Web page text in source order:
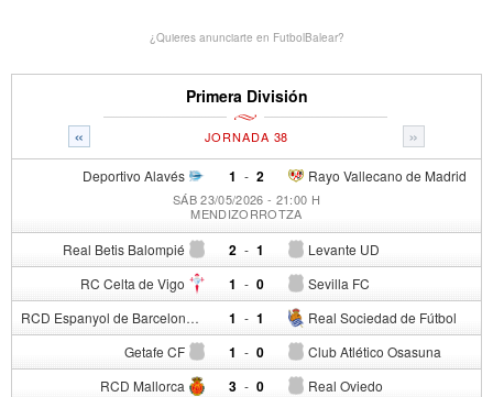
¿Quieres anunciarte en FutbolBalear?
Primera División
« »
JORNADA 38
Deportivo Alavés 1 - Rayo Vallecano de Madrid
2
SÁB 23/05/2026 - 21:00 H
MENDIZORROTZA
Real Betis Balompié 2 - Levante UD
1
RC Celta de Vigo 1 - Sevilla FC
0
RCD Espanyol de Barcelona 1 - Real Sociedad de Fútbol
1
Getafe CF 1 - Club Atlético Osasuna
0
RCD Mallorca 3 - Real Oviedo
0